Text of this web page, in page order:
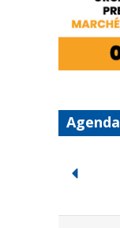
Agenda